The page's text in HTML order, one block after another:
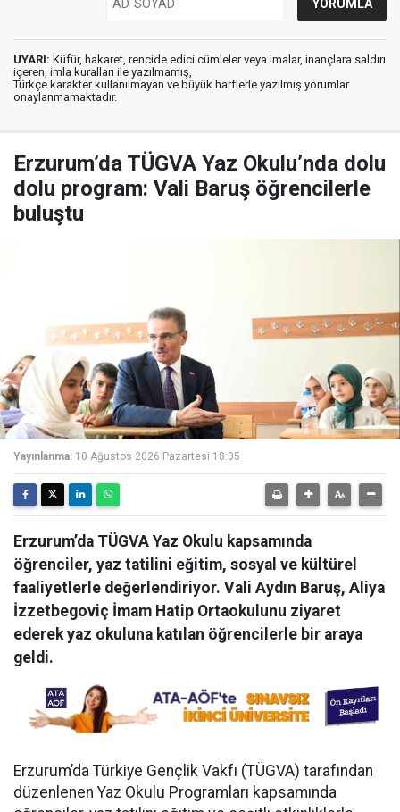
UYARI: Küfür, hakaret, rencide edici cümleler veya imalar, inançlara saldırı
içeren, imla kuralları ile yazılmamış,
Türkçe karakter kullanılmayan ve büyük harflerle yazılmış yorumlar
onaylanmamaktadır.
Erzurum’da TÜGVA Yaz Okulu’nda dolu
dolu program: Vali Baruş öğrencilerle
buluştu
Yayınlanma: 10 Ağustos 2026 Pazartesi 18:05
Erzurum’da TÜGVA Yaz Okulu kapsamında
öğrenciler, yaz tatilini eğitim, sosyal ve kültürel
faaliyetlerle değerlendiriyor. Vali Aydın Baruş, Aliya
İzzetbegoviç İmam Hatip Ortaokulunu ziyaret
ederek yaz okuluna katılan öğrencilerle bir araya
geldi.
Erzurum’da Türkiye Gençlik Vakfı (TÜGVA) tarafından
düzenlenen Yaz Okulu Programları kapsamında